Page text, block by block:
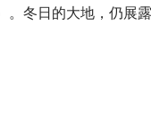
冬日的大地，仍展